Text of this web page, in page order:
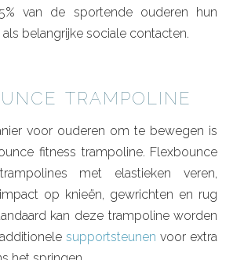
van de sportende ouderen hun
belangrijke sociale contacten.
trampoline
voor ouderen om te bewegen is
fitness trampoline. Flexbounce
met elastieken veren,
op knieën, gewrichten en rug
kan deze trampoline worden
supportsteunen voor extra